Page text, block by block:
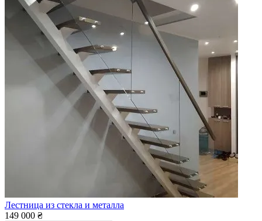
Лестница из стекла и металла
149 000 ₴